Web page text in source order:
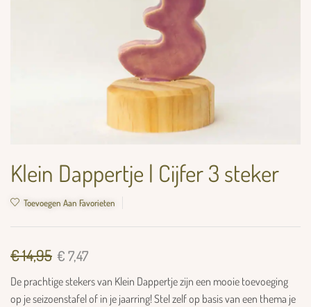
Klein Dappertje | Cijfer 3 steker
Toevoegen Aan Favorieten
€14,95 €7,47
De prachtige stekers van Klein Dappertje zijn een mooie toevoeging
op je seizoenstafel of in je jaarring! Stel zelf op basis van een thema je